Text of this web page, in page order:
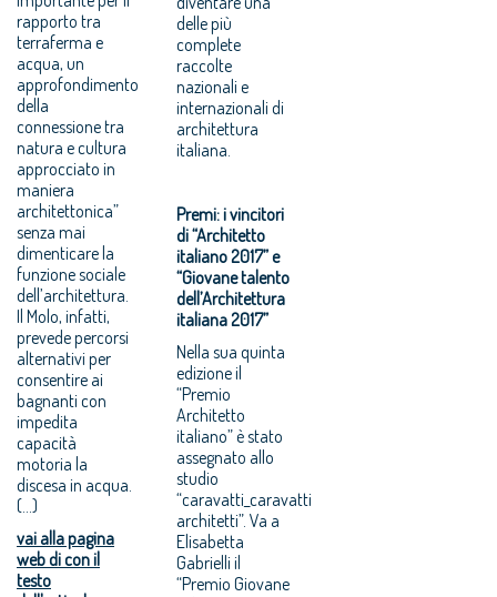
rapporto tra
terraferma e
acqua, un
approfondimento
della
connessione tra
natura e cultura
approcciato in
maniera
architettonica”
senza mai
dimenticare la
funzione sociale
dell’architettura.
Il Molo, infatti,
prevede percorsi
alternativi per
consentire ai
bagnanti con
impedita
capacità
motoria la
discesa in acqua.
(...)
vai alla pagina
web di con il
testo
delle più
complete
raccolte
nazionali e
internazionali di
architettura
italiana.
Premi: i vincitori
di “Architetto
italiano 2017” e
“Giovane talento
dell’Architettura
italiana 2017”
Nella sua quinta
edizione il
“Premio
Architetto
italiano” è stato
assegnato allo
studio
“caravatti_caravatti
architetti”. Va a
Elisabetta
Gabrielli il
“Premio Giovane